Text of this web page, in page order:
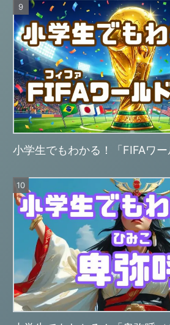
小学生でもわかる！「FIFAワー